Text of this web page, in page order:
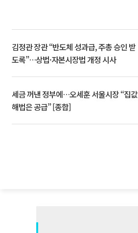
김정관 장관 “반도체 성과급, 주총 승인 받
도록”…상법·자본시장법 개정 시사
세금 꺼낸 정부에…오세훈 서울시장 “집값
해법은 공급” [종합]